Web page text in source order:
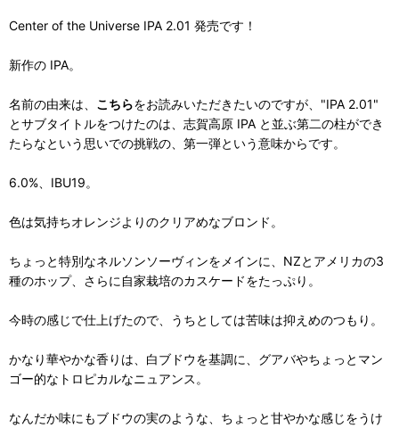
Center of the Universe IPA 2.01 発売です！
新作の IPA。
名前の由来は、 こちらをお読みいただきたいのですが、"IPA 2.01"
とサブタイトルをつけたのは、志賀高原 IPA と並ぶ第二の柱ができ
たらなという思いでの挑戦の、第一弾という意味からです。
6.0%、IBU19。
色は気持ちオレンジよりのクリアめなブロンド。
ちょっと特別なネルソンソーヴィンをメインに、NZとアメリカの3
種のホップ、さらに自家栽培のカスケードをたっぷり。
今時の感じで仕上げたので、うちとしては苦味は抑えめのつもり。
かなり華やかな香りは、白ブドウを基調に、グアバやちょっとマン
ゴー的なトロピカルなニュアンス。
なんだか味にもブドウの実のような、ちょっと甘やかな感じをうけ